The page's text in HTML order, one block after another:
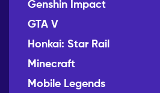
Genshin Impact
GTA V
Honkai: Star Rail
Minecraft
Mobile Legends